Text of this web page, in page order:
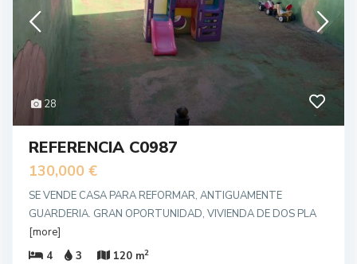
28
REFERENCIA C0987
130,000 €
SE VENDE CASA PARA REFORMAR, ANTIGUAMENTE
GUARDERIA. GRAN OPORTUNIDAD, VIVIENDA DE DOS PLA
[more]
4
3 120 m2